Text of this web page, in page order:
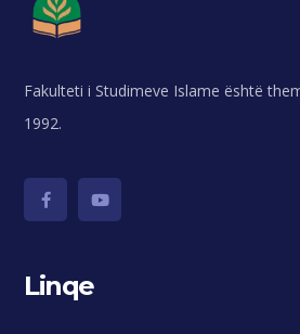
Fakulteti i Studimeve Islame është
1992.
Linqe